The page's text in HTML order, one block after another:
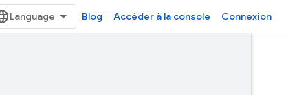
Blog Accéder à la console Connexion